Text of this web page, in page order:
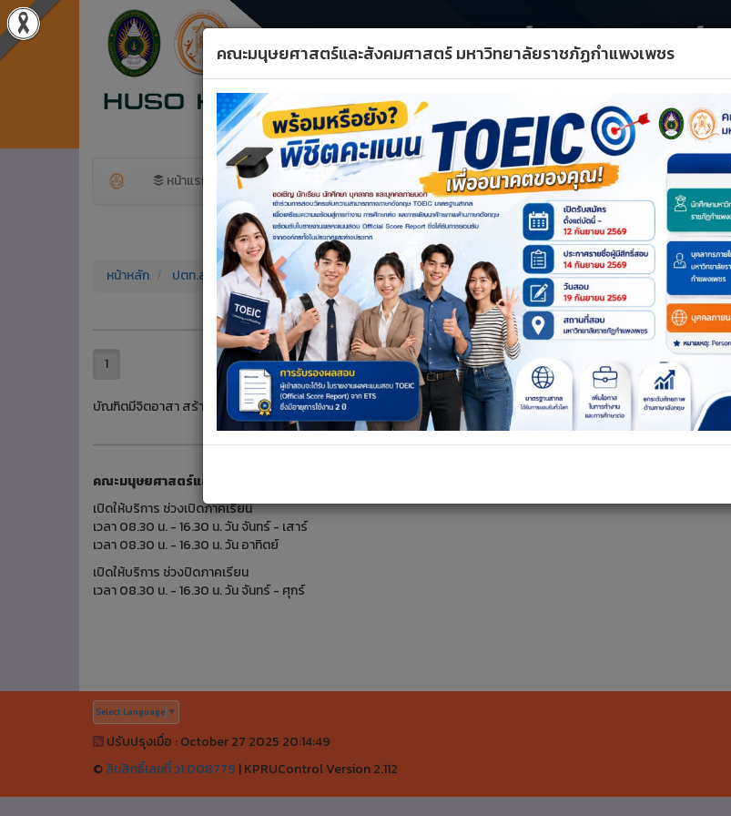
หน้าแรก ข้อมูลพื้นฐาน ด้านวิชาการ ด้านวิจัย ด้านประกันฯ
A+ A– รีเซ็ต
คณะมนุษยศาสตร์และสังคมศาสตร์ มหาวิทยาลัยราชภัฏกำแพงเพชร
Previous
หน้าหลัก ปตท.สผ. โครงการเอส 1
1
บัณฑิตมีจิตอาสา สร้างสรรค์ปัญญา พัฒนาท้องถิ่น
คณะมนุษยศาสตร์และสังคมศาสตร์
เปิดให้บริการ ช่วงเปิดภาคเรียน
เวลา 08.30 น. - 16.30 น. วัน จันทร์ - เสาร์
เวลา 08.30 น. - 16.30 น. วัน อาทิตย์
เปิดให้บริการ ช่วงปิดภาคเรียน
เวลา 08.30 น. - 16.30 น. วัน จันทร์ - ศุกร์
Select Language ▼
ปรับปรุงเมื่อ : October 27 2025 20:14:49
©ลิขสิทธิ์เลขที่ ว1.008779 |KPRUControl Version 2.112